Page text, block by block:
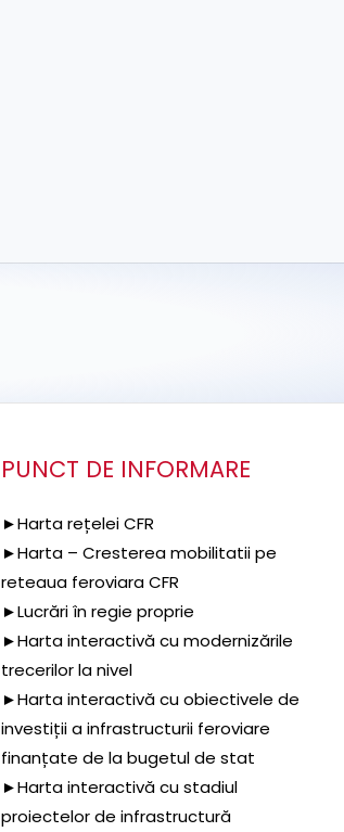
PUNCT DE INFORMARE
►Harta rețelei CFR
►Harta – Cresterea mobilitatii pe
reteaua feroviara CFR
►Lucrări în regie proprie
►Harta interactivă cu modernizările
trecerilor la nivel
►Harta interactivă cu obiectivele de
investiții a infrastructurii feroviare
finanțate de la bugetul de stat
►Harta interactivă cu stadiul
proiectelor de infrastructură